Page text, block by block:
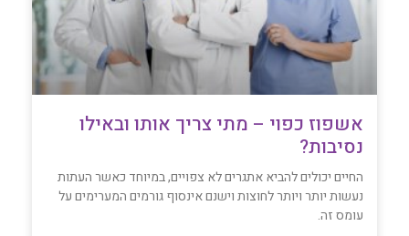
אשפוז כפוי – מתי צריך אותו ובאילו
נסיבות?
החיים יכולים להביא אתגרים לא צפויים, במיוחד כאשר העתות
נעשות יותר ויותר לחוצות וישנם אינסוף גורמים המערימים על
עומס זה.